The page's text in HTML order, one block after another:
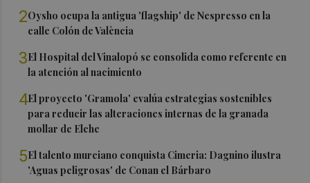
2Oysho ocupa la antigua 'flagship' de Nespresso en la
calle Colón de València
3El Hospital del Vinalopó se consolida como referente en
la atención al nacimiento
4El proyecto 'Gramola' evalúa estrategias sostenibles
para reducir las alteraciones internas de la granada
mollar de Elche
5El talento murciano conquista Cimeria: Dagnino ilustra
'Aguas peligrosas' de Conan el Bárbaro